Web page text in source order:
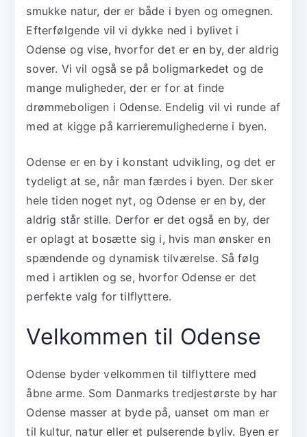
smukke natur, der er både i byen og omegnen.
Efterfølgende vil vi dykke ned i bylivet i
Odense og vise, hvorfor det er en by, der aldrig
sover. Vi vil også se på boligmarkedet og de
mange muligheder, der er for at finde
drømmeboligen i Odense. Endelig vil vi runde af
med at kigge på karrieremulighederne i byen.
Odense er en by i konstant udvikling, og det er
tydeligt at se, når man færdes i byen. Der sker
hele tiden noget nyt, og Odense er en by, der
aldrig står stille. Derfor er det også en by, der
er oplagt at bosætte sig i, hvis man ønsker en
spændende og dynamisk tilværelse. Så følg
med i artiklen og se, hvorfor Odense er det
perfekte valg for tilflyttere.
Velkommen til Odense
Odense byder velkommen til tilflyttere med
åbne arme. Som Danmarks tredjestørste by har
Odense masser at byde på, uanset om man er
til kultur, natur eller et pulserende byliv. Byen er